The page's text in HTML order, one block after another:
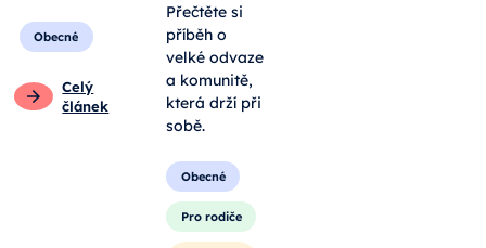
Obecné
Celý
článek
Přečtěte si
příběh o
velké odvaze
a komunitě,
která drží při
sobě.
Obecné
Pro rodiče